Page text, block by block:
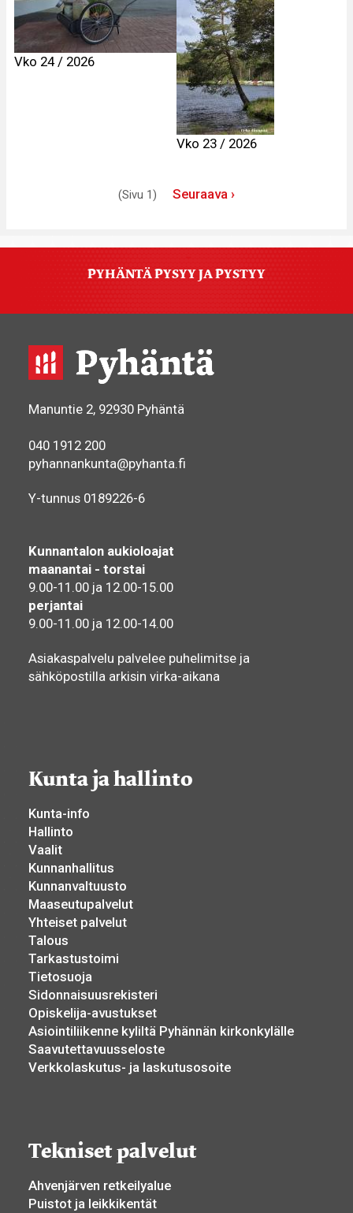
Vko 24 / 2026
Vko 23 / 2026
(Sivu 1)
Seuraava
Seuraava ›
PYHÄNTÄ PYSYY JA PYSTYY
Manuntie 2, 92930 Pyhäntä
040 1912 200
pyhannankunta@pyhanta.fi
Y-tunnus 0189226-6
Kunnantalon aukioloajat
maanantai - torstai
9.00-11.00 ja 12.00-15.00
perjantai
9.00-11.00 ja 12.00-14.00
Asiakaspalvelu palvelee puhelimitse ja
sähköpostilla arkisin virka-aikana
Kunta ja hallinto
Kunta-info
Hallinto
Vaalit
Kunnanhallitus
Kunnanvaltuusto
Maaseutupalvelut
Yhteiset palvelut
Talous
Tarkastustoimi
Tietosuoja
Sidonnaisuusrekisteri
Opiskelija-avustukset
Asiointiliikenne kyliltä Pyhännän kirkonkylälle
Saavutettavuusseloste
Verkkolaskutus- ja laskutusosoite
Tekniset palvelut
Ahvenjärven retkeilyalue
Puistot ja leikkikentät